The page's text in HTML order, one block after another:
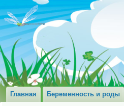
Главная Беременность и роды